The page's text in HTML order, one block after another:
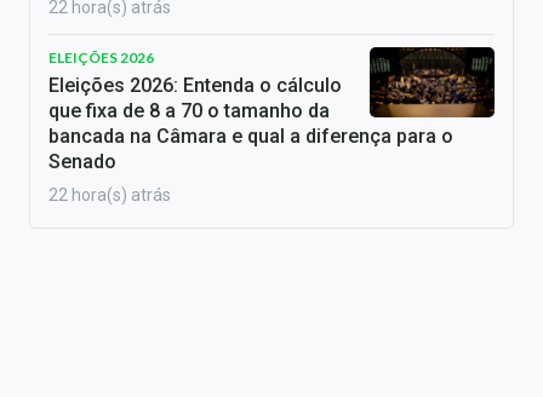
22 hora(s) atrás
ELEIÇÕES 2026
Eleições 2026: Entenda o cálculo
que fixa de 8 a 70 o tamanho da
bancada na Câmara e qual a diferença para o
Senado
22 hora(s) atrás